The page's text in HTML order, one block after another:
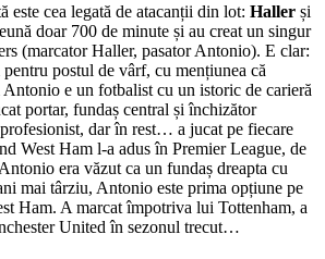
este cea legată de atacanții din lot: Haller și
doar 700 de minute și au creat un singur
(marcator Haller, pasator Antonio). E clar:
postul de vârf, cu mențiunea că
e un fotbalist cu un istoric de carieră
portar, fundaș central și închizător
dar în rest… a jucat pe fiecare
West Ham l-a adus în Premier League, de
era văzut ca un fundaș dreapta cu
mai târziu, Antonio este prima opțiune pe
Ham. A marcat împotriva lui Tottenham, a
United în sezonul trecut…